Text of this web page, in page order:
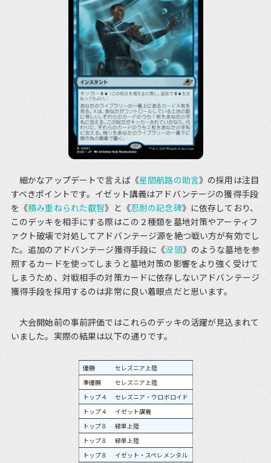
細かなアップデートで言えば《星間航路の助言》の採用は注目
すべきポイントです。イゼット講義はアドバンテージの獲得手段
を《積み重ねられた叡智》と《忍耐の記念碑》に依存しており、
このデッキを相手にする際はこの２種類を墓地対策やアーティフ
ァクト破壊で対処してアドバンテージ源を絶つ戦い方が有効でし
た。追加のアドバンテージ獲得手段に《没頭》のような墓地を参
照するカードを使ってしまうと墓地対策の影響をより強く受けて
しまうため、対戦相手の対策カードに依存しないアドバンテージ
獲得手段を採用するのは非常に良い着眼点だと思います。
大会開始前の事前評価ではこれらのデッキの活躍が見込まれて
いました。実際の結果は以下の通りです。
優勝
セレズニア上陸
準優勝
セレズニア上陸
トップ４
セレズニア・ウロボロイド
トップ４
イゼット講義
トップ８
緑単上陸
トップ８
緑単上陸
トップ８
イゼット・スペレメンタル